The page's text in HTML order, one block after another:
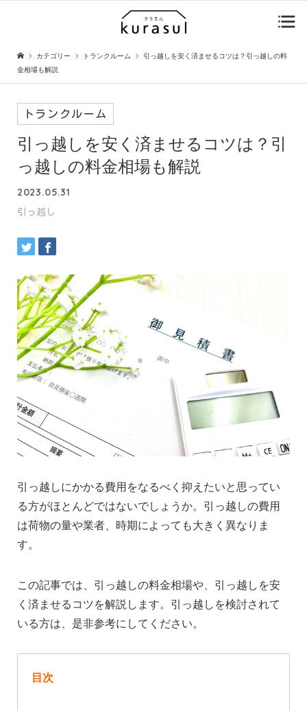
カテゴリー トランクルーム
引っ越しを安く済ませるコツは？引っ越しの料
金相場も解説
トランクルーム
引っ越しを安く済ませるコツは？引
っ越しの料金相場も解説
2023.05.31
引っ越し
引っ越しにかかる費用をなるべく抑えたいと思ってい
る方がほとんどではないでしょうか。引っ越しの費用
は荷物の量や業者、時期によっても大きく異なりま
す。
この記事では、引っ越しの料金相場や、引っ越しを安
く済ませるコツを解説します。引っ越しを検討されて
いる方は、是非参考にしてください。
目次